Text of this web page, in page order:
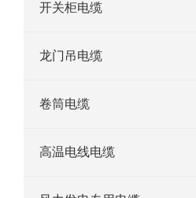
开关柜电缆
龙门吊电缆
卷筒电缆
高温电线电缆